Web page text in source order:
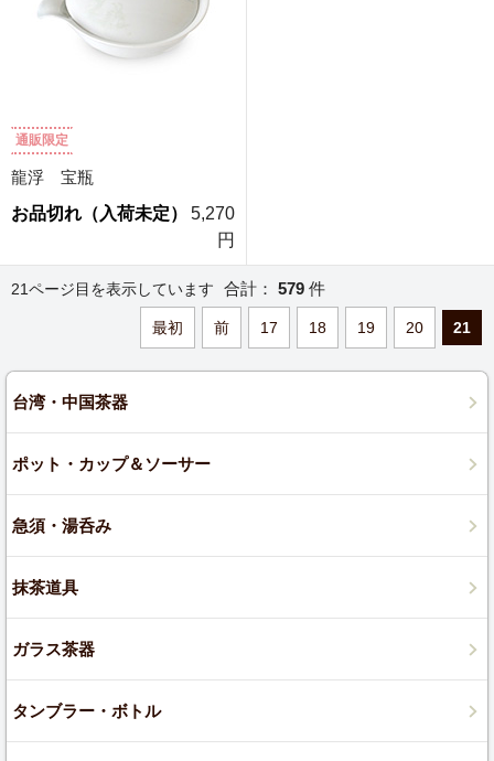
通販限定
龍浮 宝瓶
お品切れ（入荷未定）
5,270
円
21ページ目を表示しています 合計： 579 件
最初 前 17 18 19 20 21
台湾・中国茶器
ポット・カップ＆ソーサー
急須・湯呑み
抹茶道具
ガラス茶器
タンブラー・ボトル